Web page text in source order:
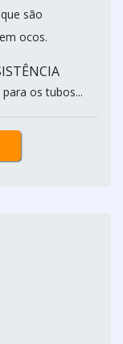
são
ocos.
os tubos...